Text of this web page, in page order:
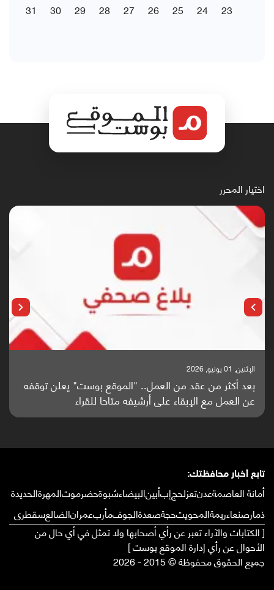
23
24
25
26
27
28
29
30
31
اختيار المحرر
الإثنين, 25 مايو, 2026
باحثون من اليمن يدخلون سباق أبحاث ألزهايمر بدراسة
واعدة منشورة عالميا (ترجمة)
تابع أخبار محافظتك:
أمانة العاصمةعدنتعزلحجإبأبينالبيضاءشبوةحضرموتالمهرةالحديدة
ذمارصنعاءريمةالمحويتحجةصعدةالجوفمأربعمرانالضالعسقطرى
[ الكتابات والآراء تعبر عن رأي أصحابها ولا تمثل في أي حال من
الأحوال عن رأي إدارة الموقع بوست ]
جميع الحقوق محفوظة © 2015 - 2026